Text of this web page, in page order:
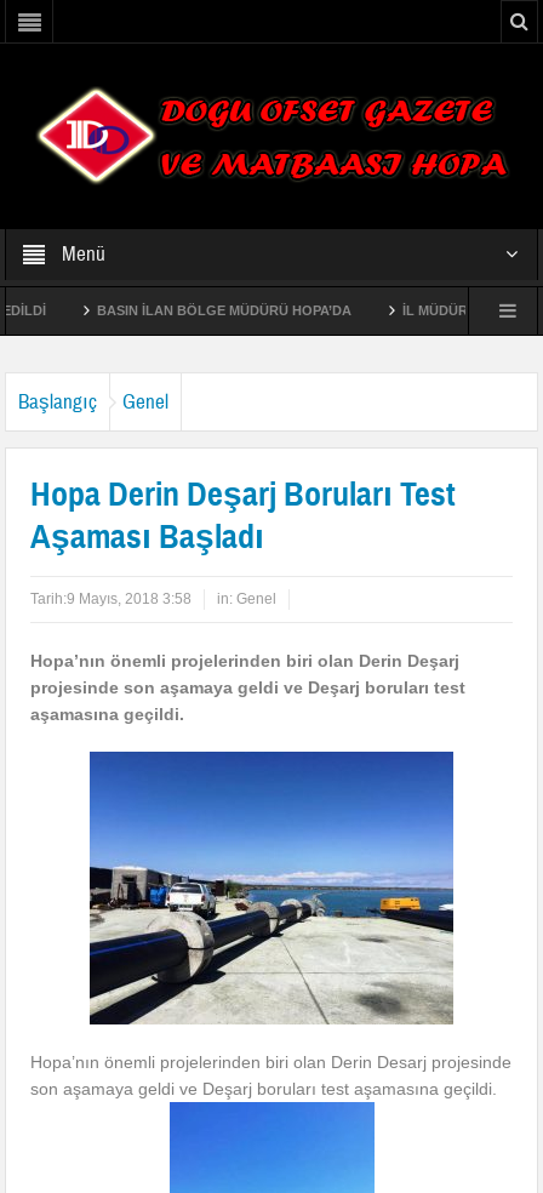
Menü
BASIN İLAN BÖLGE MÜDÜRÜ HOPA’DA İL MÜDÜRÜ FAHRİ ACAR
Başlangıç Genel
Hopa Derin Deşarj Boruları Test
Aşaması Başladı
Tarih:9 Mayıs, 2018 3:58 in:Genel
Hopa’nın önemli projelerinden biri olan Derin Deşarj
projesinde son aşamaya geldi ve Deşarj boruları test
aşamasına geçildi.
Hopa’nın önemli projelerinden biri olan Derin Desarj projesinde
son aşamaya geldi ve Deşarj boruları test aşamasına geçildi.